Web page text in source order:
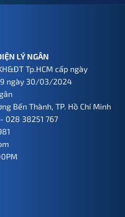
LÝ NGÂN
Tp.HCM cấp ngày
ngày 30/03/2024
Bến Thành, TP. Hồ Chí Minh
- 028 38251 767